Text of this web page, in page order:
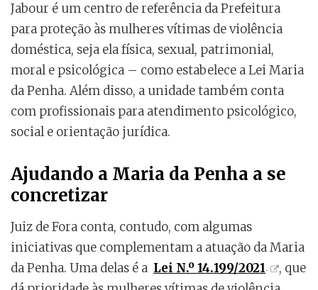
Jabour é um centro de referência da Prefeitura
para proteção às mulheres vítimas de violência
doméstica, seja ela física, sexual, patrimonial,
moral e psicológica – como estabelece a Lei Maria
da Penha. Além disso, a unidade também conta
com profissionais para atendimento psicológico,
social e orientação jurídica.
Ajudando a Maria da Penha a se
concretizar
Juiz de Fora conta, contudo, com algumas
iniciativas que complementam a atuação da Maria
da Penha. Uma delas é a Lei N.º 14.199/2021
, que